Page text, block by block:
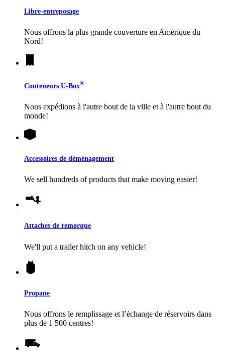
Libre-entreposage
Nous offrons la plus grande couverture en Amérique du
Nord!
Conteneurs U-Box®
Nous expédions à l'autre bout de la ville et à l'autre bout du
monde!
Accessoires de déménagement
We sell hundreds of products that make moving easier!
Attaches de remorque
We'll put a trailer hitch on any vehicle!
Propane
Nous offrons le remplissage et l’échange de réservoirs dans
plus de 1 500 centres!